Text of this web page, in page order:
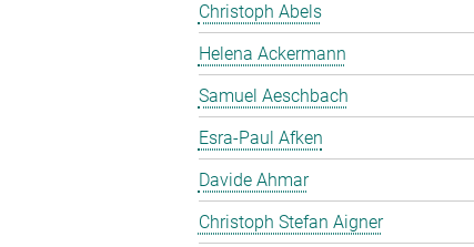
Christoph Abels
Helena Ackermann
Samuel Aeschbach
Esra-Paul Afken
Davide Ahmar
Christoph Stefan Aigner